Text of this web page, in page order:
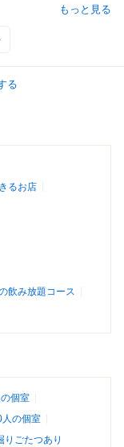
もっと見る
る
るお店
飲み放題コース
個室
人の個室
りごたつあり